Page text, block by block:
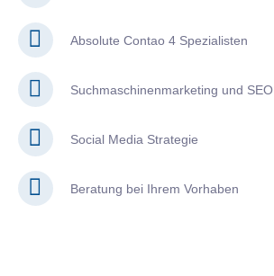
Absolute Contao 4 Spezialisten
Suchmaschinenmarketing und SEO
Social Media Strategie
Beratung bei Ihrem Vorhaben